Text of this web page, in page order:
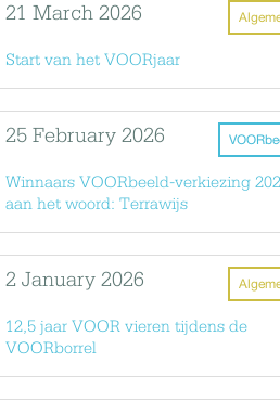
21 March 2026
Start van het VOORjaar
25 February 2026
Winnaars VOORbeeld-verkiezing
aan het woord: Terrawijs
2 January 2026
12,5 jaar VOOR vieren tijdens de
VOORborrel